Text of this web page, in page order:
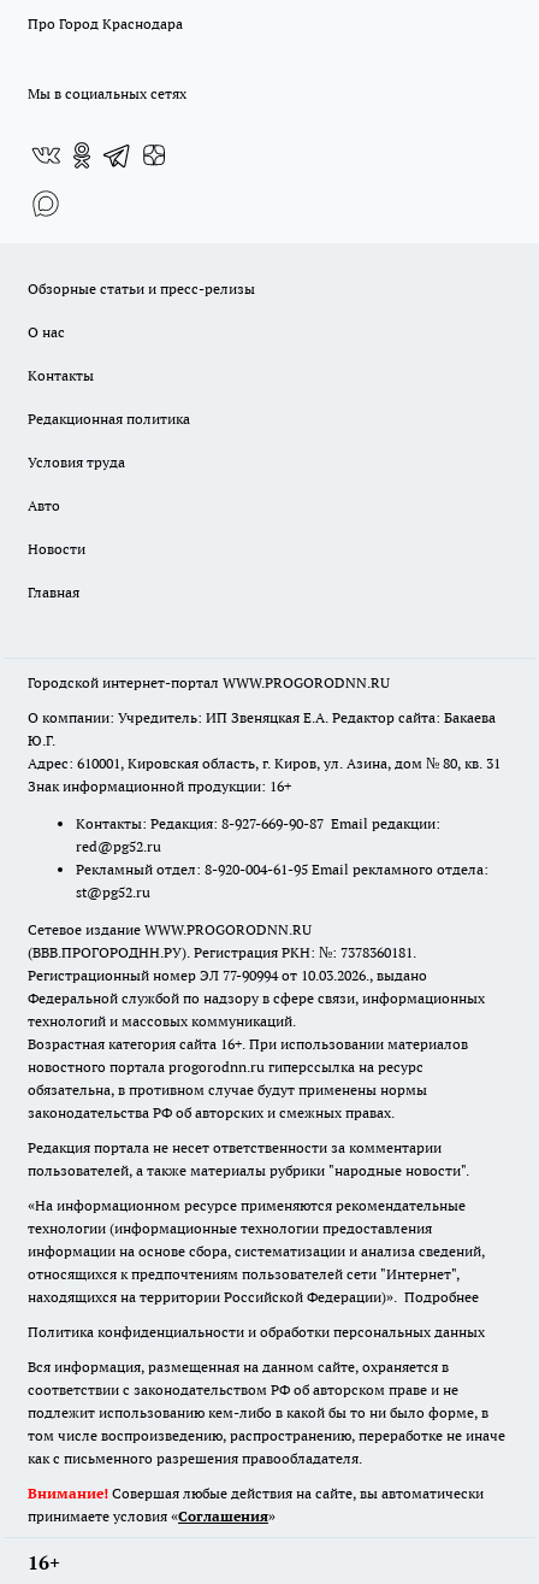
Про Город Краснодара
Мы в социальных сетях
Обзорные статьи и пресс-релизы
О нас
Контакты
Редакционная политика
Условия труда
Авто
Новости
Главная
Городской интернет-портал WWW.PROGORODNN.RU
О компании: Учредитель: ИП Звеняцкая Е.А. Редактор сайта: Бакаева
Ю.Г.
Адрес: 610001, Кировская область, г. Киров, ул. Азина, дом № 80, кв. 31
Знак информационной продукции: 16+
Контакты: Редакция: 8-927-669-90-87 Email редакции:
red@pg52.ru
Рекламный отдел: 8-920-004-61-95 Email рекламного отдела:
st@pg52.ru
Сетевое издание WWW.PROGORODNN.RU
(ВВВ.ПРОГОРОДНН.РУ). Регистрация РКН: №: 7378360181.
Регистрационный номер ЭЛ 77-90994 от 10.03.2026., выдано
Федеральной службой по надзору в сфере связи, информационных
технологий и массовых коммуникаций.
Возрастная категория сайта 16+. При использовании материалов
новостного портала progorodnn.ru гиперссылка на ресурс
обязательна, в противном случае будут применены нормы
законодательства РФ об авторских и смежных правах.
Редакция портала не несет ответственности за комментарии
пользователей, а также материалы рубрики "народные новости".
«На информационном ресурсе применяются рекомендательные
технологии (информационные технологии предоставления
информации на основе сбора, систематизации и анализа сведений,
относящихся к предпочтениям пользователей сети "Интернет",
находящихся на территории Российской Федерации)». Подробнее
Политика конфиденциальности и обработки персональных данных
Вся информация, размещенная на данном сайте, охраняется в
соответствии с законодательством РФ об авторском праве и не
подлежит использованию кем-либо в какой бы то ни было форме, в
том числе воспроизведению, распространению, переработке не иначе
как с письменного разрешения правообладателя.
Внимание! Совершая любые действия на сайте, вы автоматически
принимаете условия «Cоглашения»
16+